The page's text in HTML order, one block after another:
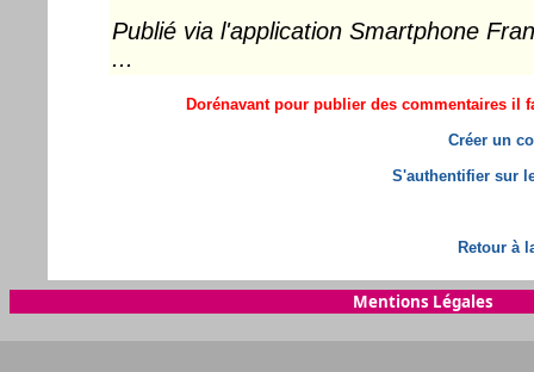
Publié via l'application Smartphone
...
Dorénavant pour publier des commentaires il
Créer un
S'authentifier sur
Retour à
Mentions Légales